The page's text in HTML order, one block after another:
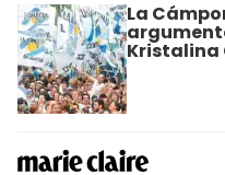
La
Kristalina